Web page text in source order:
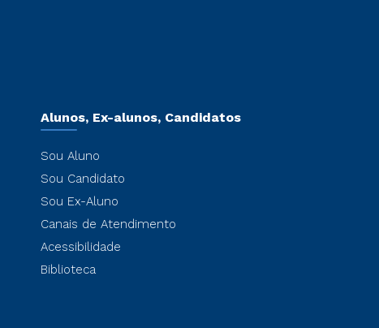
Alunos, Ex-alunos, Candidatos
Sou Aluno
Sou Candidato
Sou Ex-Aluno
Canais de Atendimento
Acessibilidade
Biblioteca